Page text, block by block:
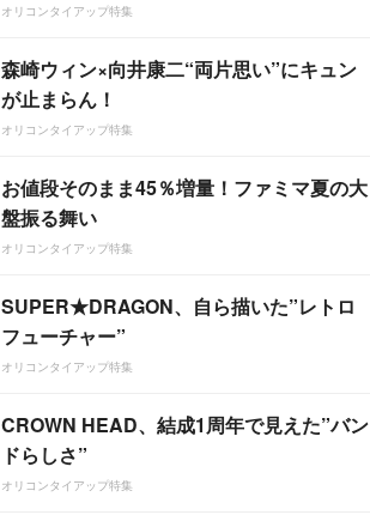
オリコンタイアップ特集
森崎ウィン×向井康二“両片思い”にキュン
が止まらん！
オリコンタイアップ特集
お値段そのまま45％増量！ファミマ夏の大
盤振る舞い
オリコンタイアップ特集
SUPER★DRAGON、自ら描いた”レトロ
フューチャー”
オリコンタイアップ特集
CROWN HEAD、結成1周年で見えた”バン
ドらしさ”
オリコンタイアップ特集